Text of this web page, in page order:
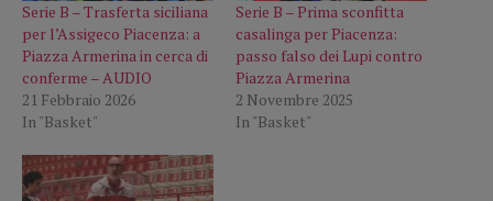
Serie B – Trasferta siciliana
per l’Assigeco Piacenza: a
Piazza Armerina in cerca di
conferme – AUDIO
21 Febbraio 2026
In "Basket"
Serie B – Prima sconfitta
casalinga per Piacenza:
passo falso dei Lupi contro
Piazza Armerina
2 Novembre 2025
In "Basket"